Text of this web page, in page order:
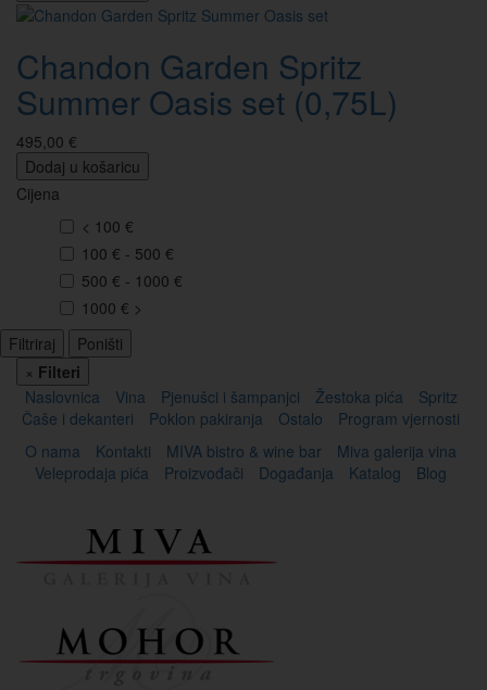
Chandon Garden Spritz
Summer Oasis set (0,75L)
495,00 €
Dodaj u košaricu
Cijena
< 100 €
100 € - 500 €
500 € - 1000 €
1000 € >
Filtriraj
Poništi
× Filteri
Naslovnica
Vina Pjenušci i šampanjci Žestoka pića
Spritz
Čaše i dekanteri
Poklon pakiranja Ostalo
Program vjernosti
O nama
Kontakti MIVA bistro & wine bar
Miva galerija vina
Veleprodaja pića
Proizvođači Događanja Katalog Blog